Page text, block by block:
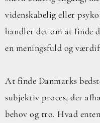
videnskabelig eller
handler det om at finde
en meningsfuld og
At finde Danmarks
subjektiv proces, der
behov og tro. Hvad